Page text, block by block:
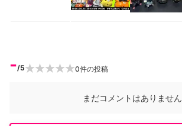
-/5 0件の投稿
まだコメントはありません